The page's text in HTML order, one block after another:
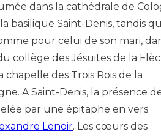
dans la cathédrale de
basilique Saint-Denis, tandis
pour celui de son mari,
collège des Jésuites de la
chapelle des Trois Rois de la
A Saint-Denis, la présence
par une épitaphe en vers
Lenoir. Les cœurs des